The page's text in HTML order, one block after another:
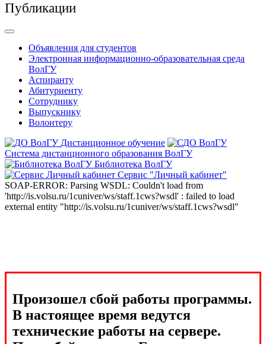
Публикации
Объявления для студентов
Электронная информационно-образовательная среда
ВолГУ
Аспиранту
Абитуриенту
Сотруднику
Выпускнику
Волонтеру
Дистанционное обучение
Система дистанционного образования ВолГУ
Библиотека ВолГУ
Сервис "Личный кабинет"
SOAP-ERROR: Parsing WSDL: Couldn't load from
'http://is.volsu.ru/1cuniver/ws/staff.1cws?wsdl' : failed to load
external entity "http://is.volsu.ru/1cuniver/ws/staff.1cws?wsdl"
Произошел сбой работы программы.
В настоящее время ведутся
технические работы на сервере.